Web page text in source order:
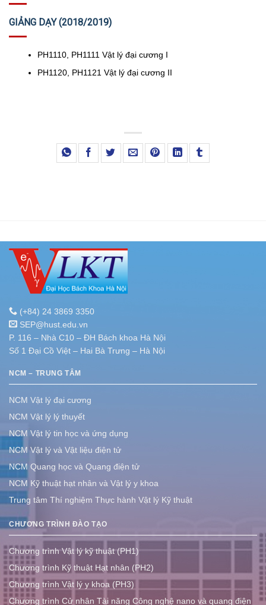
GIẢNG DẠY (2018/2019)
PH1110, PH1111 Vật lý đại cương I
PH1120, PH1121 Vật lý đại cương II
(+84) 24 3869 3350
SEP@hust.edu.vn
P. 116 – Nhà C10 – ĐH Bách khoa Hà Nội
Số 1 Đại Cồ Việt – Hai Bà Trưng – Hà Nội
NCM – TRUNG TÂM
NCM Vật lý đại cương
NCM Vật lý lý thuyết
NCM Vật lý tin học và ứng dụng
NCM Vật lý và Vật liệu điện tử
NCM Quang học và Quang điện tử
NCM Kỹ thuật hạt nhân và Vật lý y khoa
Trung tâm Thí nghiệm Thực hành Vật lý Kỹ thuật
CHƯƠNG TRÌNH ĐÀO TẠO
Chương trình Vật lý kỹ thuật (PH1)
Chương trình Kỹ thuật Hạt nhân (PH2)
Chương trình Vật lý y khoa (PH3)
Chương trình Cử nhân Tài năng Công nghệ nano và quang điện